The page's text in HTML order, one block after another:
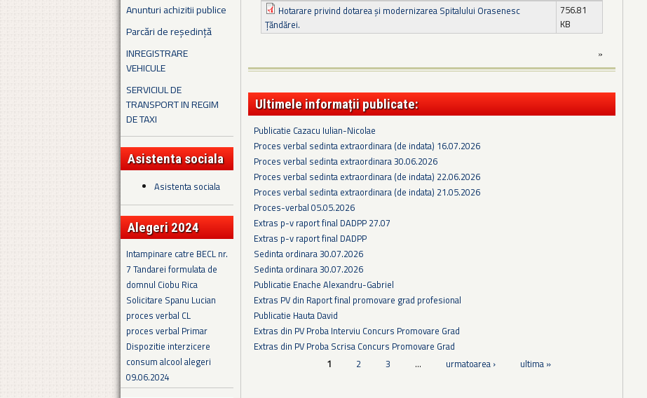
Anunturi achizitii publice
Parcări de reședință
INREGISTRARE
VEHICULE
SERVICIUL DE
TRANSPORT IN REGIM
DE TAXI
Asistenta sociala
Asistenta sociala
Alegeri 2024
Intampinare catre BECL nr.
7 Tandarei formulata de
domnul Ciobu Rica
Solicitare Spanu Lucian
proces verbal CL
proces verbal Primar
Dispozitie interzicere
consum alcool alegeri
09.06.2024
Hotarare privind dotarea și modernizarea Spitalului Orasenesc
Țăndărei.
756.81
KB
»
Ultimele informații publicate:
Publicatie Cazacu Iulian-Nicolae
Proces verbal sedinta extraordinara (de indata) 16.07.2026
Proces verbal sedinta extraordinara 30.06.2026
Proces verbal sedinta extraordinara (de indata) 22.06.2026
Proces verbal sedinta extraordinara (de indata) 21.05.2026
Proces-verbal 05.05.2026
Extras p-v raport final DADPP 27.07
Extras p-v raport final DADPP
Sedinta ordinara 30.07.2026
Sedinta ordinara 30.07.2026
Publicatie Enache Alexandru-Gabriel
Extras PV din Raport final promovare grad profesional
Publicatie Hauta David
Extras din PV Proba Interviu Concurs Promovare Grad
Extras din PV Proba Scrisa Concurs Promovare Grad
1 2 3 … urmatoarea › ultima »